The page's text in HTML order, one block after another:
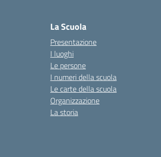
La Scuola
Presentazione
I luoghi
Le persone
I numeri della scuola
Le carte della scuola
Organizzazione
La storia